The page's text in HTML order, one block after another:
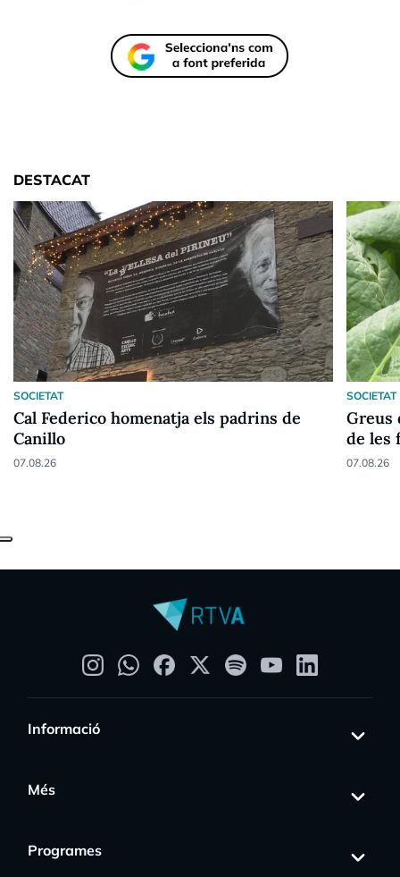
DESTACAT
SOCIETAT
Cal Federico homenatja els padrins de
Canillo
07.08.26
SOCIETAT
Greus
de les
07.08.26
Informació
Més
Programes